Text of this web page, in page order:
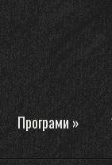
Програми »